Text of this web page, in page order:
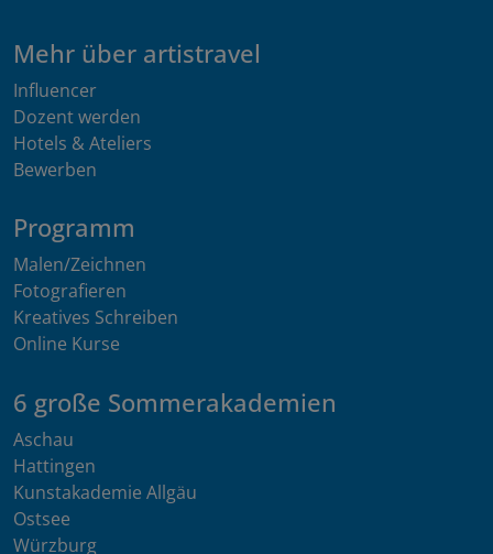
Mehr über artistravel
Influencer
Dozent werden
Hotels & Ateliers
Bewerben
Programm
Malen/Zeichnen
Fotografieren
Kreatives Schreiben
Online Kurse
6 große Sommerakademien
Aschau
Hattingen
Kunstakademie Allgäu
Ostsee
Würzburg